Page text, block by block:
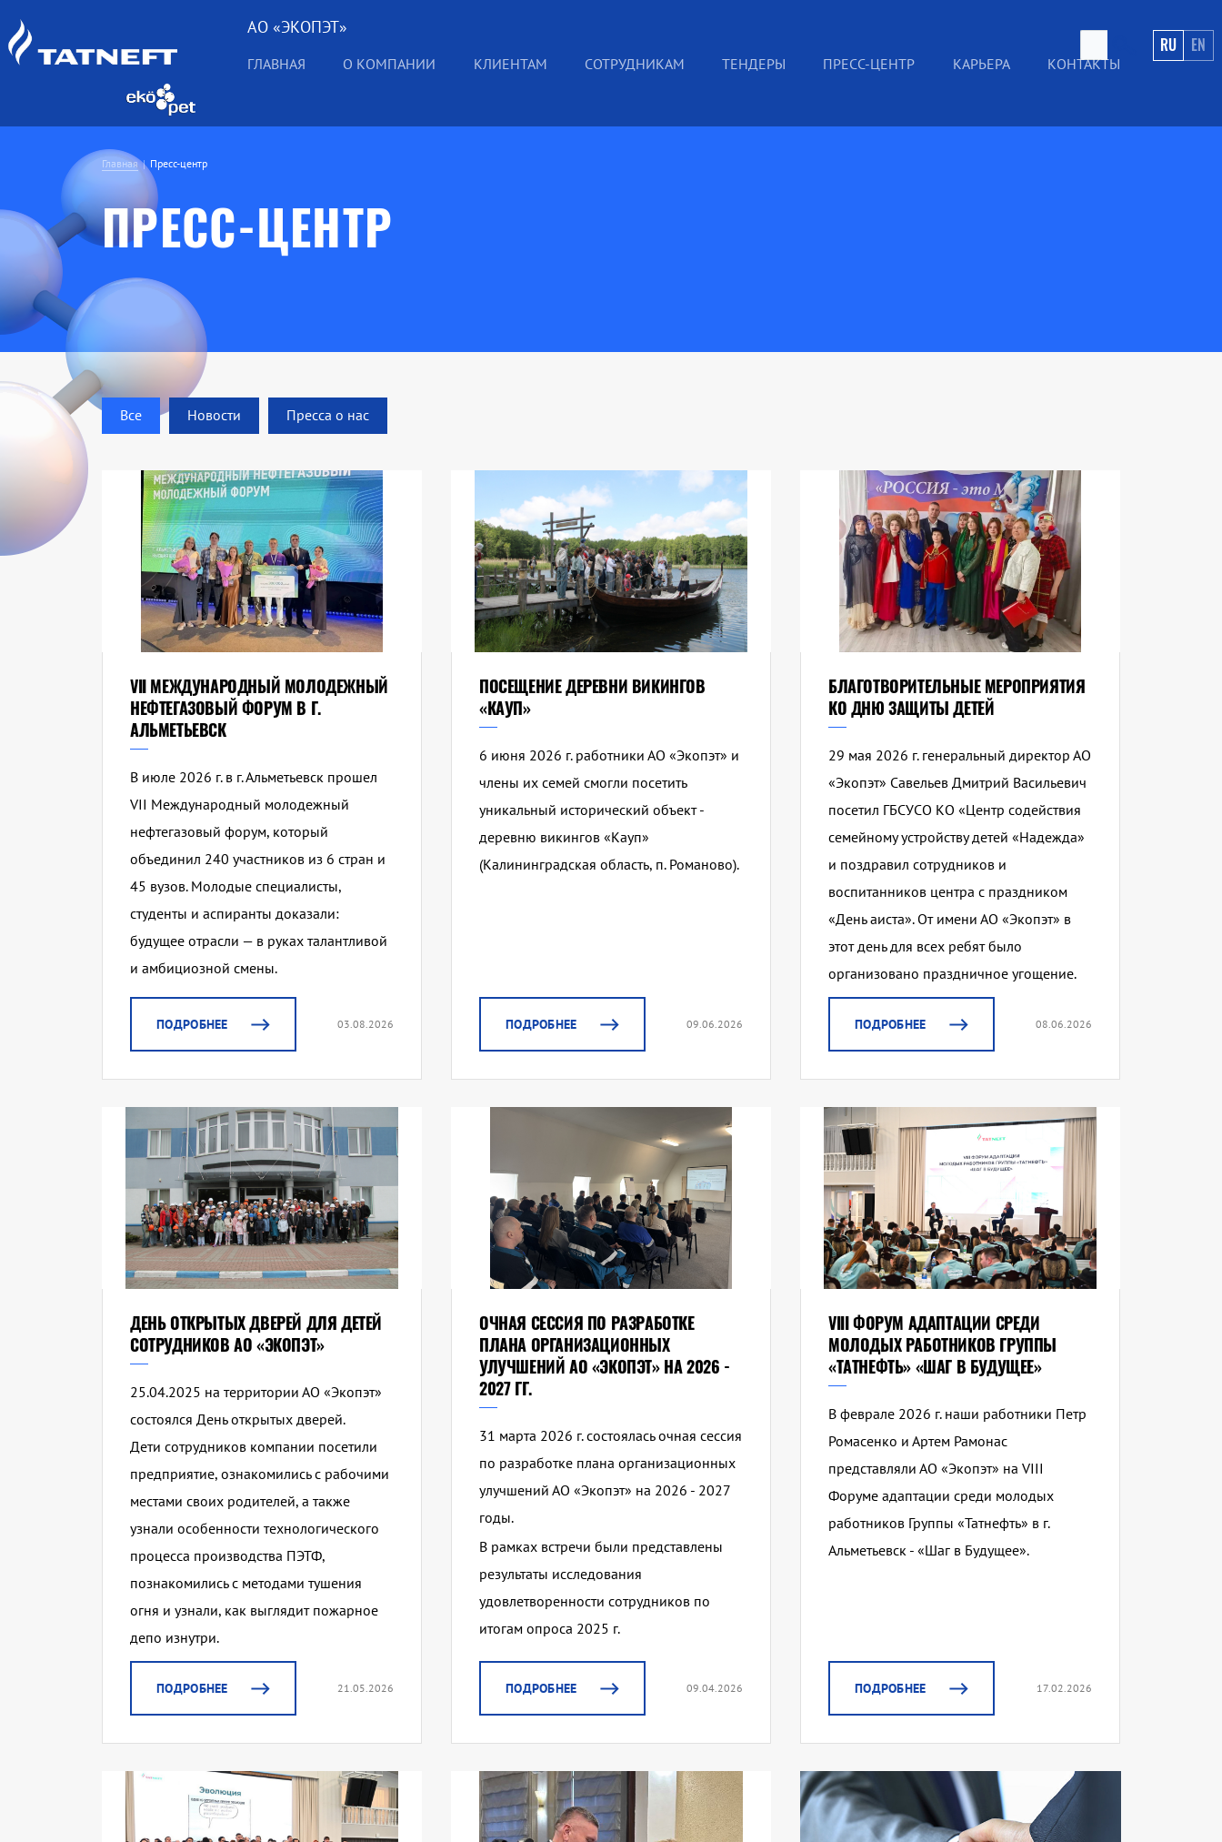
АО «ЭКОПЭТ»
RU EN
ГЛАВНАЯ О КОМПАНИИ КЛИЕНТАМ СОТРУДНИКАМ ТЕНДЕРЫ ПРЕСС-ЦЕНТР КАРЬЕРА КОНТАКТЫ
Главная Пресс-центр
ПРЕСС-ЦЕНТР
Все Новости Пресса о нас
VII МЕЖДУНАРОДНЫЙ МОЛОДЕЖНЫЙ
НЕФТЕГАЗОВЫЙ ФОРУМ В Г.
АЛЬМЕТЬЕВСК
В июле 2026 г. в г. Альметьевск прошел
VII Международный молодежный
нефтегазовый форум, который
объединил 240 участников из 6 стран и
45 вузов. Молодые специалисты,
студенты и аспиранты доказали:
будущее отрасли — в руках талантливой
и амбициозной смены.
ПОДРОБНЕЕ 03.08.2026
ПОСЕЩЕНИЕ ДЕРЕВНИ ВИКИНГОВ
«КАУП»
6 июня 2026 г. работники АО «Экопэт» и
члены их семей смогли посетить
уникальный исторический объект -
деревню викингов «Кауп»
(Калининградская область, п. Романово).
ПОДРОБНЕЕ 09.06.2026
БЛАГОТВОРИТЕЛЬНЫЕ МЕРОПРИЯТИЯ
КО ДНЮ ЗАЩИТЫ ДЕТЕЙ
29 мая 2026 г. генеральный директор АО
«Экопэт» Савельев Дмитрий Васильевич
посетил ГБСУСО КО «Центр содействия
семейному устройству детей «Надежда»
и поздравил сотрудников и
воспитанников центра с праздником
«День аиста». От имени АО «Экопэт» в
этот день для всех ребят было
организовано праздничное угощение.
ПОДРОБНЕЕ 08.06.2026
ДЕНЬ ОТКРЫТЫХ ДВЕРЕЙ ДЛЯ ДЕТЕЙ
СОТРУДНИКОВ АО «ЭКОПЭТ»
25.04.2025 на территории АО «Экопэт»
состоялся День открытых дверей.
Дети сотрудников компании посетили
предприятие, ознакомились с рабочими
местами своих родителей, а также
узнали особенности технологического
процесса производства ПЭТФ,
познакомились с методами тушения
огня и узнали, как выглядит пожарное
депо изнутри.
ПОДРОБНЕЕ 21.05.2026
ОЧНАЯ СЕССИЯ ПО РАЗРАБОТКЕ
ПЛАНА ОРГАНИЗАЦИОННЫХ
УЛУЧШЕНИЙ АО «ЭКОПЭТ» НА 2026 -
2027 ГГ.
31 марта 2026 г. состоялась очная сессия
по разработке плана организационных
улучшений АО «Экопэт» на 2026 - 2027
годы.
В рамках встречи были представлены
результаты исследования
удовлетворенности сотрудников по
итогам опроса 2025 г.
ПОДРОБНЕЕ 09.04.2026
VIII ФОРУМ АДАПТАЦИИ СРЕДИ
МОЛОДЫХ РАБОТНИКОВ ГРУППЫ
«ТАТНЕФТЬ» «ШАГ В БУДУЩЕЕ»
В феврале 2026 г. наши работники Петр
Ромасенко и Артем Рамонас
представляли АО «Экопэт» на VIII
Форуме адаптации среди молодых
работников Группы «Татнефть» в г.
Альметьевск - «Шаг в Будущее».
ПОДРОБНЕЕ 17.02.2026